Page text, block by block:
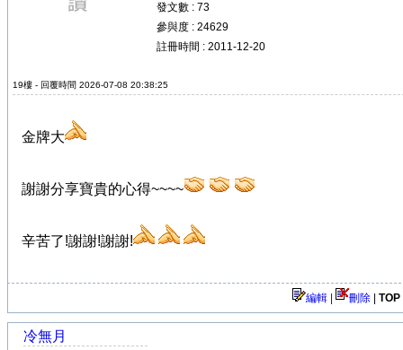
發文數 : 73
參與度 : 24629
註冊時間 : 2011-12-20
19樓 - 回覆時間 2026-07-08 20:38:25
金牌大
謝謝分享寶貴的心得~~~~
辛苦了!謝謝!謝謝!
編輯 | 刪除 TOP
冷無月